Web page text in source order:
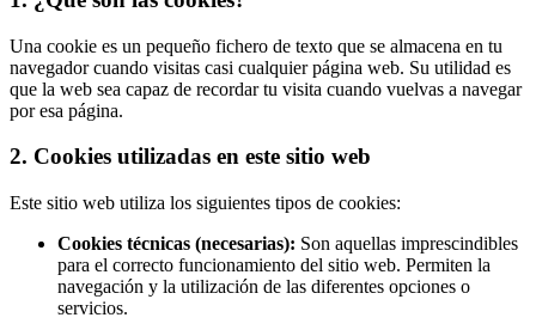
Una cookie es un pequeño fichero de texto que se almacena en tu
navegador cuando visitas casi cualquier página web. Su utilidad es
que la web sea capaz de recordar tu visita cuando vuelvas a navegar
por esa página.
2. Cookies utilizadas en este sitio web
Este sitio web utiliza los siguientes tipos de cookies:
Cookies técnicas (necesarias): Son aquellas imprescindibles
para el correcto funcionamiento del sitio web. Permiten la
navegación y la utilización de las diferentes opciones o
servicios.